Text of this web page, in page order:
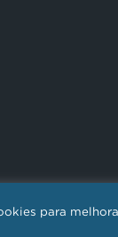
REDE
para